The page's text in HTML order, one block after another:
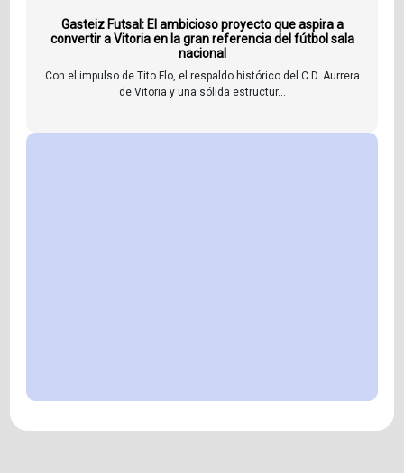
Gasteiz Futsal: El ambicioso proyecto que aspira a
convertir a Vitoria en la gran referencia del fútbol sala
nacional
Con el impulso de Tito Flo, el respaldo histórico del C.D. Aurrera
de Vitoria y una sólida estructur...